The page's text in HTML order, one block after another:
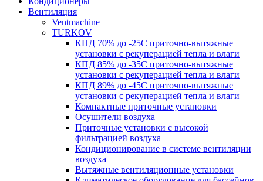
Вентиляция
Ventmachine
TURKOV
КПД 70% до -25С приточно-вытяжные
установки с рекуперацией тепла и влаги
КПД 85% до -35C приточно-вытяжные
установки с рекуперацией тепла и влаги
КПД 89% до -45C приточно-вытяжные
установки с рекуперацией тепла и влаги
Компактные приточные установки
Осушители воздуха
Приточные установки с высокой
фильтрацией воздуха
Кондиционирование в системе вентиляции
воздуха
Вытяжные вентиляционные установки